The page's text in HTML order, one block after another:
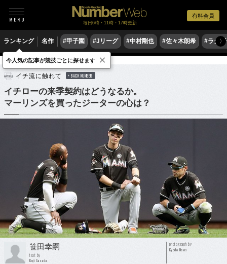
有料会員
毎日6時・11時・17時更新
ランキング 名作 #甲子園 #Jリーグ #中村剛也 #佐々木朗希 #ラグ〉
野球 MLB
イチ流に触れて BACK NUMBER
イチローの来季契約はどうなるか。
マーリンズを買ったジーターの心は？
笹田幸嗣
text by
Koji Sasada
photograph by
Kyodo News
今人気の記事が競技ごとに探せます ×